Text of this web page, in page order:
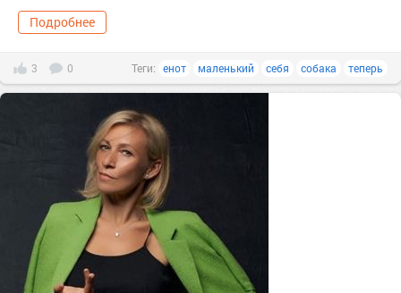
Подробнее
3 0 Теги: енот маленький себя собака теперь